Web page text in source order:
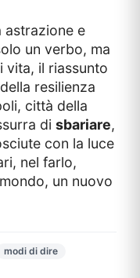
astrazione e
un verbo, ma
vita, il riassunto
resilienza
città della
di sbariare,
con la luce
nel farlo,
un nuovo
modi di dire